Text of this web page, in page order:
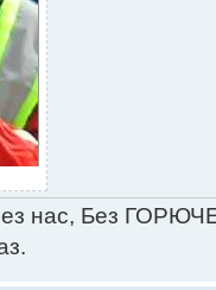
нас, Без